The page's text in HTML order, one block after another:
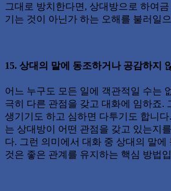
그대로 방치한다면, 상대방으로 하여
기는 것이 아닌가 하는 오해를 불러일
15. 상대의 말에 동조하거나 공감하지
어느 누구도 모든 일에 객관적일 수는
극히 다른 관점을 갖고 대화에 임하죠.
생기기도 하고 심하면 다투기도 합니
는 상대방이 어떤 관점을 갖고 있는지
다. 그런 의미에서 대화 중 상대의 말에
것은 좋은 관계를 유지하는 핵심 방법